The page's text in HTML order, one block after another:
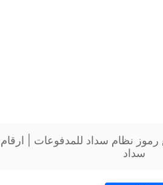
رموز نظام سداد للمدفوعات |
سداد